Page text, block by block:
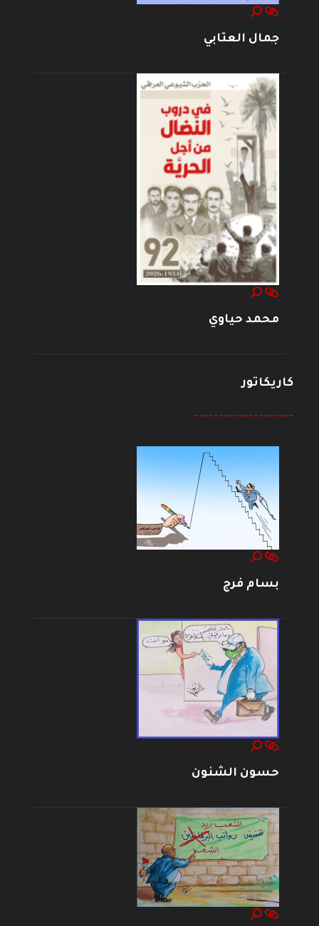
جمال العتابي
محمد حياوي
كاريكاتور
--------------------
بسام فرج
حسون الشنون